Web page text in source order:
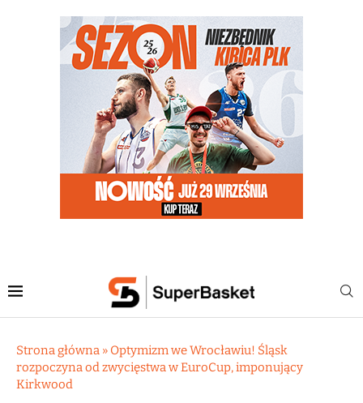
Strona główna » Optymizm we Wrocławiu! Śląsk
rozpoczyna od zwycięstwa w EuroCup, imponujący
Kirkwood